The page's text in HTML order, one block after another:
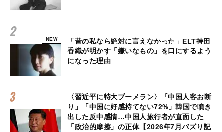
NEW
「昔の私なら絶対に言えなかった」ELT持田
香織が明かす「嫌いなもの」を口にするよう
になった理由
〈習近平に特大ブーメラン〉「中国人客お断
り」「中国に好感持てない72%」韓国で噴き
出した反中感情…中国人旅行者が直面した
「政治的摩擦」の正体【2026年7月バズり記